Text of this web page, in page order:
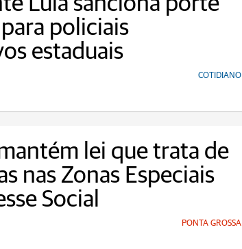
policiais
estaduais
COTIDIANO
lei que trata de
nas Zonas Especiais
Social
PONTA GROSSA